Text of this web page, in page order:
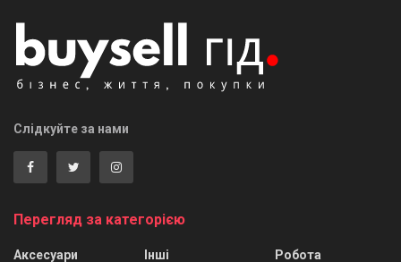
Слідкуйте за нами
Перегляд за категорією
Аксесуари
Інші
Робота